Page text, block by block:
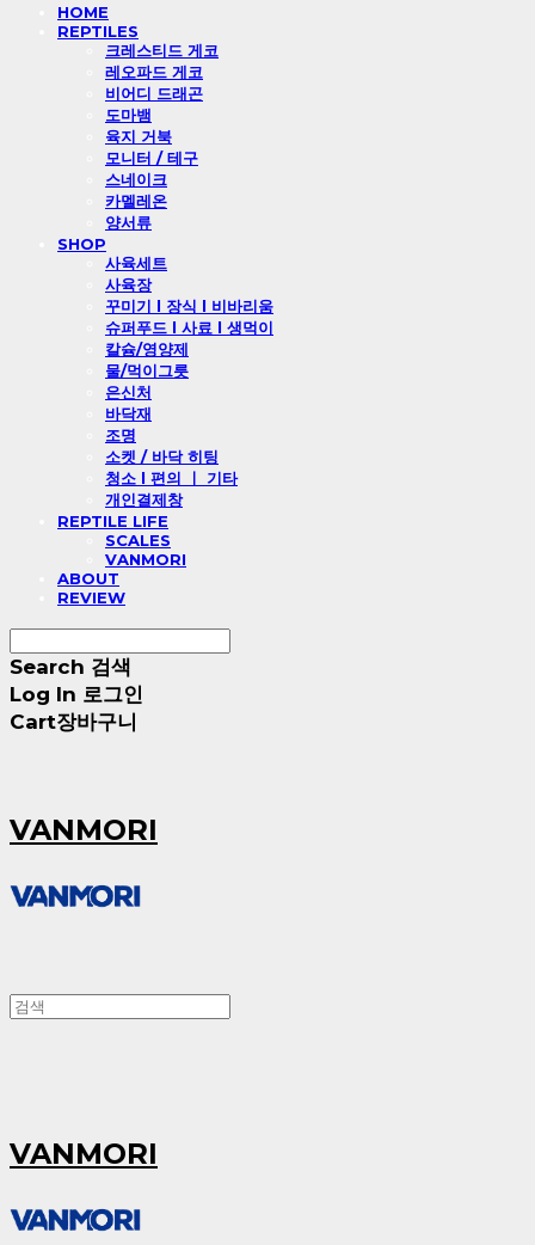
HOME
REPTILES
크레스티드 게코
레오파드 게코
비어디 드래곤
도마뱀
육지 거북
모니터 / 테구
스네이크
카멜레온
양서류
SHOP
사육세트
사육장
꾸미기 l 장식 l 비바리움
슈퍼푸드 l 사료 l 생먹이
칼슘/영양제
물/먹이그릇
은신처
바닥재
조명
소켓 / 바닥 히팅
청소 l 편의 ㅣ 기타
개인결제창
REPTILE LIFE
SCALES
VANMORI
ABOUT
REVIEW
Search 검색
Log In 로그인
Cart장바구니
VANMORI
VANMORI